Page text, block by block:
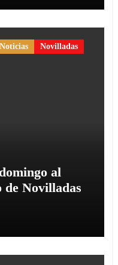
Noticias Novilladas
al
Novilladas